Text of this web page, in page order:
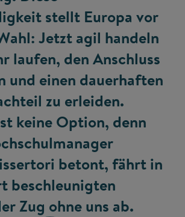
stellt Europa vor
Jetzt agil handeln
laufen, den Anschluss
und einen dauerhaften
zu erleiden.
keine Option, denn
betont, fährt in
beschleunigten
Zug ohne uns ab.